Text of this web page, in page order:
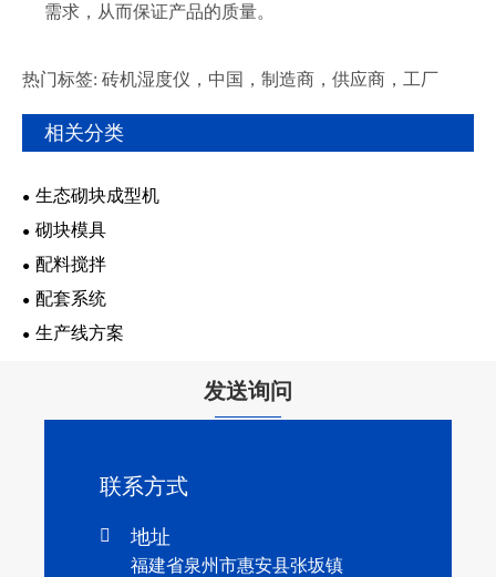
需求，从而保证产品的质量。
热门标签: 砖机湿度仪，中国，制造商，供应商，工厂
相关分类
生态砌块成型机
砌块模具
配料搅拌
配套系统
生产线方案
发送询问
联系方式
 地址
福建省泉州市惠安县张坂镇